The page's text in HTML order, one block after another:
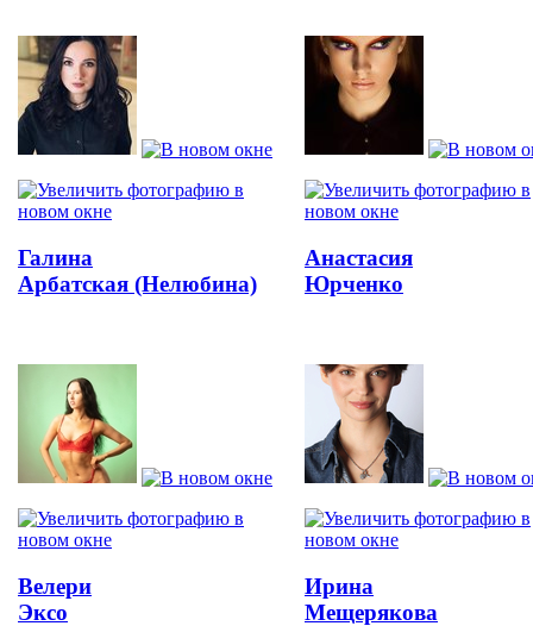
Галина
Арбатская (Нелюбина)
Анастасия
Юрченко
Велери
Эксо
Ирина
Мещерякова